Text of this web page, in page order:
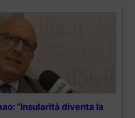
“Insularità diventa la